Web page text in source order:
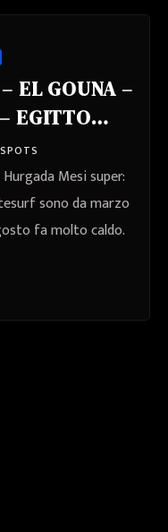
EGITTO
Mesi super:
sono da marzo
fa molto caldo.